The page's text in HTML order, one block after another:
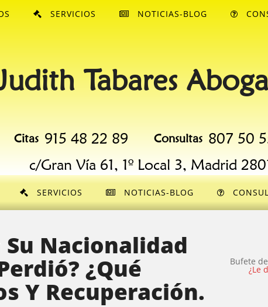
Tabares
Citas 915 48 22 89 Consultas 807 50
c/Gran Vía 61, 1º Local 3, Madrid
SERVICIOS NOTICIAS-BLOG
SERVICIOS NOTICIAS-BLOG
Su Nacionalidad
¿Qué
Y Recuperación.
Bufete
¿Le